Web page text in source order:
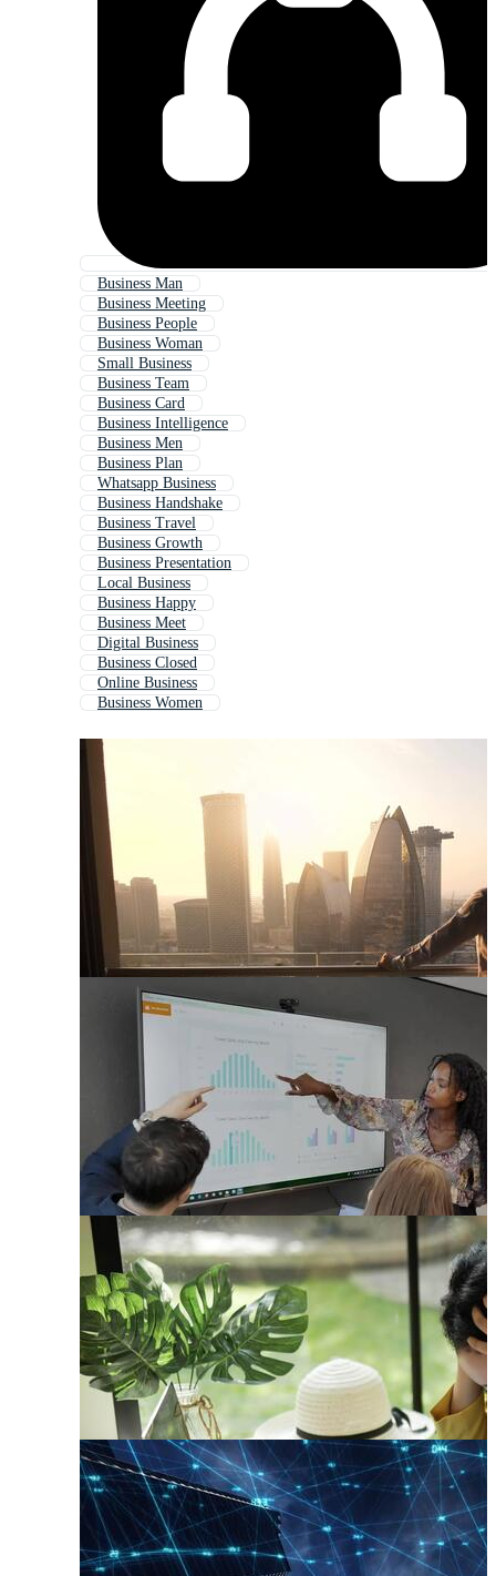
Business Man
Business Meeting
Business People
Business Woman
Small Business
Business Team
Business Card
Business Intelligence
Business Men
Business Plan
Whatsapp Business
Business Handshake
Business Travel
Business Growth
Business Presentation
Local Business
Business Happy
Business Meet
Digital Business
Business Closed
Online Business
Business Women